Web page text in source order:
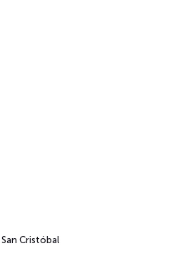
San Cristóbal